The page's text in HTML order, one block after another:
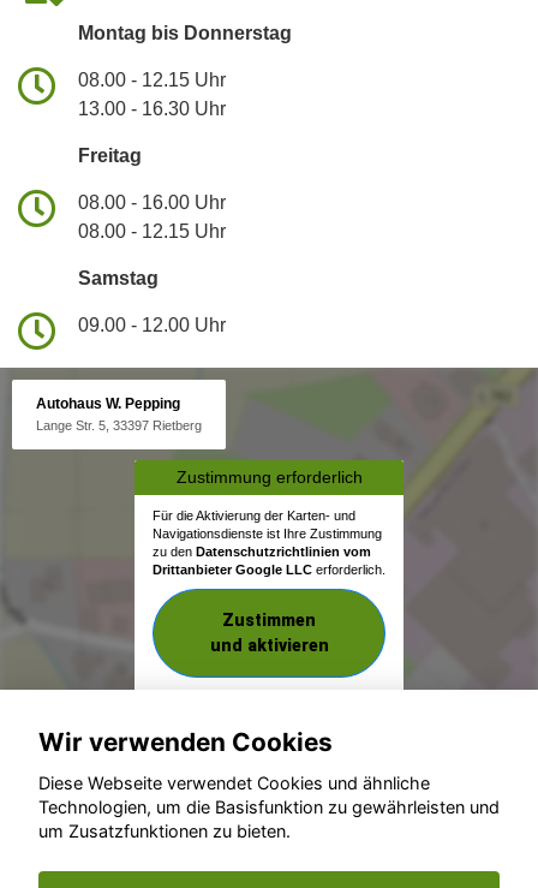
Montag bis Donnerstag
08.00 - 12.15 Uhr
13.00 - 16.30 Uhr
Freitag
08.00 - 16.00 Uhr
08.00 - 12.15 Uhr
Samstag
09.00 - 12.00 Uhr
Autohaus W. Pepping
Lange Str. 5, 33397 Rietberg
Zustimmung erforderlich
Für die Aktivierung der Karten- und
Navigationsdienste ist Ihre Zustimmung
zu den Datenschutzrichtlinien vom
Drittanbieter Google LLC erforderlich.
Zustimmen
und aktivieren
© konjunkturmotor.de GmbH 2020 - 2026
Wir verwenden Cookies
Diese Webseite verwendet Cookies und ähnliche
Technologien, um die Basisfunktion zu gewährleisten und
um Zusatzfunktionen zu bieten.